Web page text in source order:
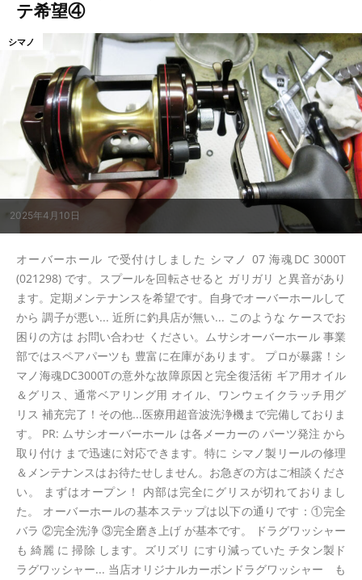
テ希望④
2025年4月10日
シマノ
オーバーホール で受付けしました シマノ 07 海魂DC 3000T
(021298) です。スプールを回転させると ガリガリ と異音があり
ます。定期メンテナンスを希望です。自身でオーバーホールして
から 調子が悪い... 近所に釣具店が無い... このような ケースでお
困りの方は お問い合わせ ください。ムサシオーバーホール 事業
部ではスペアパーツも 豊富に在庫があります。 プロが暴露！シ
マノ海魂DC3000Tの意外な故障原因と完全復活術 ギア用オイル
＆グリス、通常ベアリング用 オイル、ワンウェイクラッチ用グ
リス 補充完了！その他...医療用超音波洗浄機まで完備しておりま
す。 PR: ムサシオーバーホール は各メーカーの パーツ発注 から
取り付け まで迅速に対応できます。特に シマノ製リールの修理
＆メンテナンスはお待たせしません。お急ぎの方はご相談くださ
い。 まずはオープン！ 内部は完全にグリスが切れておりまし
た。 オーバーホールの基本ステップは以下の通りです：①完全
バラ ②完全洗浄 ③完全磨き上げ が基本です。 ドラグワッシャー
も 綺麗 に 掃除 します。ズリズリ にすり減っていた チタン製ド
ラグワッシャー... 当店オリジナルカーボンドラグワッシャー も